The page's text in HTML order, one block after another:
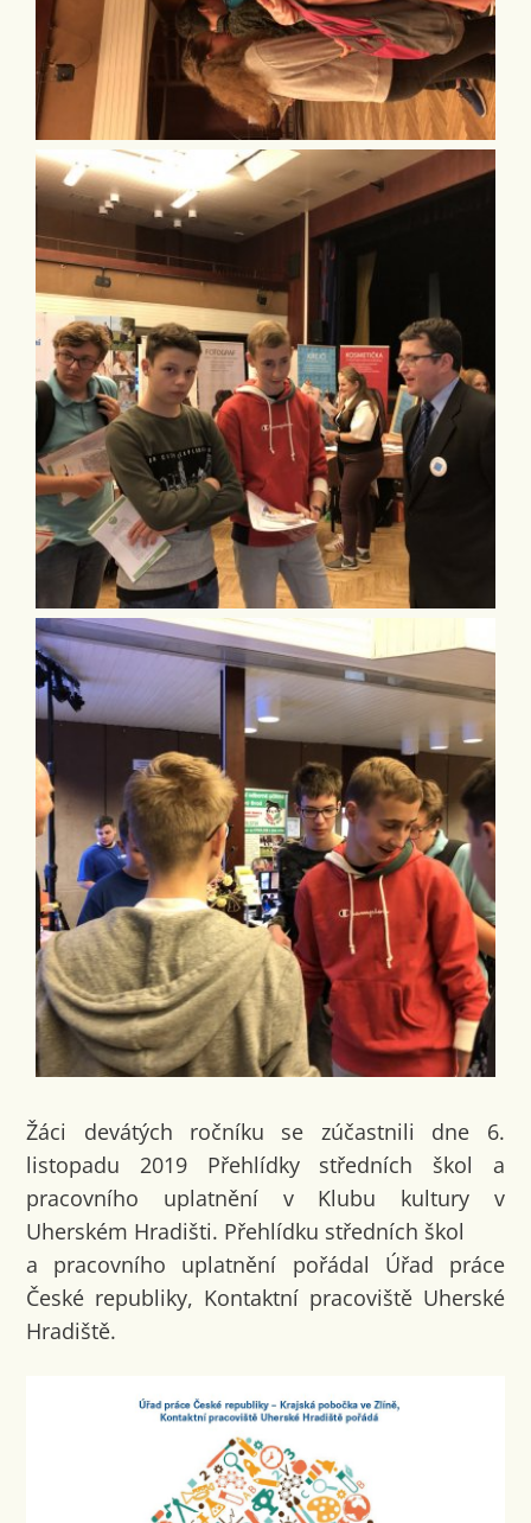
Žáci devátých ročníku se zúčastnili dne 6.
listopadu 2019 Přehlídky středních škol a
pracovního uplatnění v Klubu kultury v
Uherském Hradišti. Přehlídku středních škol
a pracovního uplatnění pořádal Úřad práce
České republiky, Kontaktní pracoviště Uherské
Hradiště.